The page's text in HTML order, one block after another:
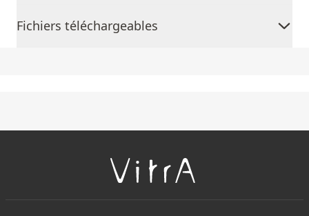
Fichiers téléchargeables